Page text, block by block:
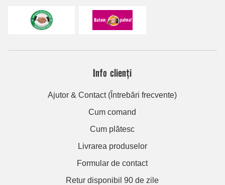
Info clienți
Ajutor & Contact (Întrebări frecvente)
Cum comand
Cum plătesc
Livrarea produselor
Formular de contact
Retur disponibil 90 de zile